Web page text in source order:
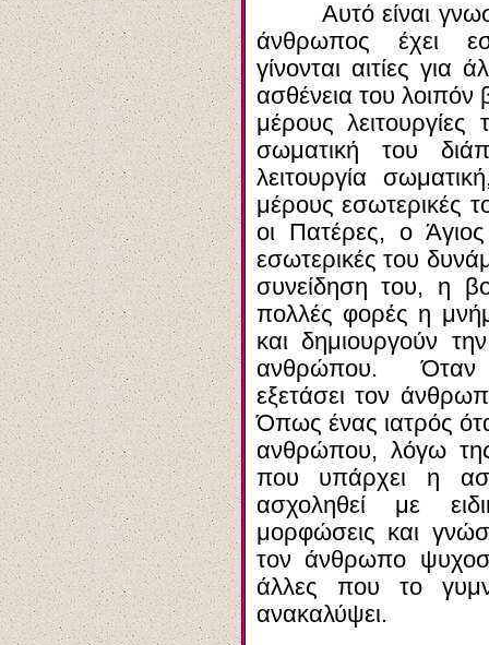
Αυτό είναι
άνθρωπος έχει
γίνονται αιτίες για
ασθένεια του λοιπόν
μέρους
σωματική του
λειτουργία
μέρους εσωτερικές
οι Πατέρες, ο Άγιος
εσωτερικές του
συνείδηση του, η
πολλές φορές η
και δημιουργούν
ανθρώπου. Όταν
εξετάσει τον
Όπως ένας ιατρός
ανθρώπου, λόγω της
που υπάρχει η
ασχοληθεί με
μορφώσεις και
τον άνθρωπο
άλλες που το
ανακαλύψει.